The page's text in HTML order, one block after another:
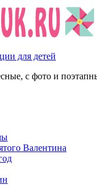
для детей
с фото и
Валентина